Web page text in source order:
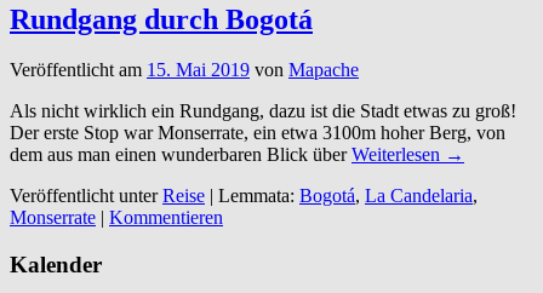
Rundgang durch Bogotá
Veröffentlicht am 15. Mai 2019 von Mapache
Als nicht wirklich ein Rundgang, dazu ist die Stadt etwas zu groß!
Der erste Stop war Monserrate, ein etwa 3100m hoher Berg, von
dem aus man einen wunderbaren Blick überWeiterlesen →
Veröffentlicht unterReise | Lemmata: Bogotá, La Candelaria,
Monserrate | Kommentieren
Kalender